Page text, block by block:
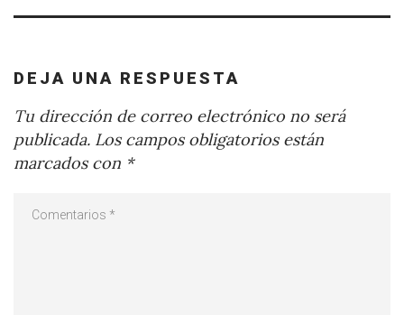
DEJA UNA RESPUESTA
Tu dirección de correo electrónico no será
publicada. Los campos obligatorios están
marcados con *